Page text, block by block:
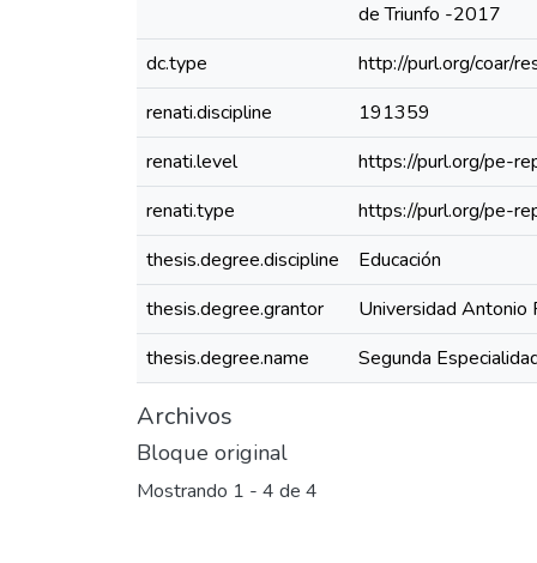
de Triunfo -2017
dc.type
http://purl.org/coar/
renati.discipline
191359
renati.level
https://purl.org/pe-
renati.type
https://purl.org/pe-
thesis.degree.discipline
Educación
thesis.degree.grantor
Universidad Antonio
thesis.degree.name
Segunda
Archivos
Bloque original
Mostrando 1 - 4 de 4